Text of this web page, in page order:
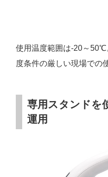
使用温度範囲は-20～
度条件の厳しい現場での
専用スタンドを
運用